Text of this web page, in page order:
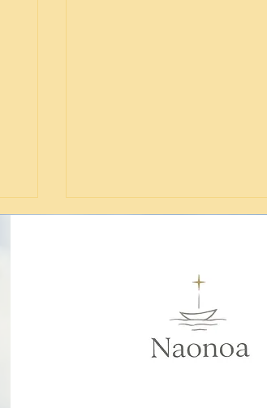
海の日の贈りもの（瞑想会終